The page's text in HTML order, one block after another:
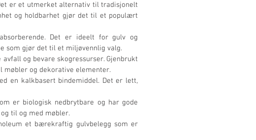
er et utmerket alternativ til tradisjonelt
og holdbarhet gjør det til et populært
Det er ideelt for gulv og
som gjør det til et miljøvennlig valg.
og bevare skogressurser. Gjenbrukt
møbler og dekorative elementer.
en kalkbasert bindemiddel. Det er lett,
er biologisk nedbrytbare og har gode
til og med møbler.
et bærekraftig gulvbelegg som er